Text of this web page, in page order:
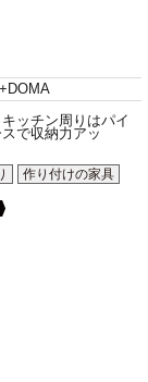
ッチン周りはパイ
で収納力アッ
作り付けの家具